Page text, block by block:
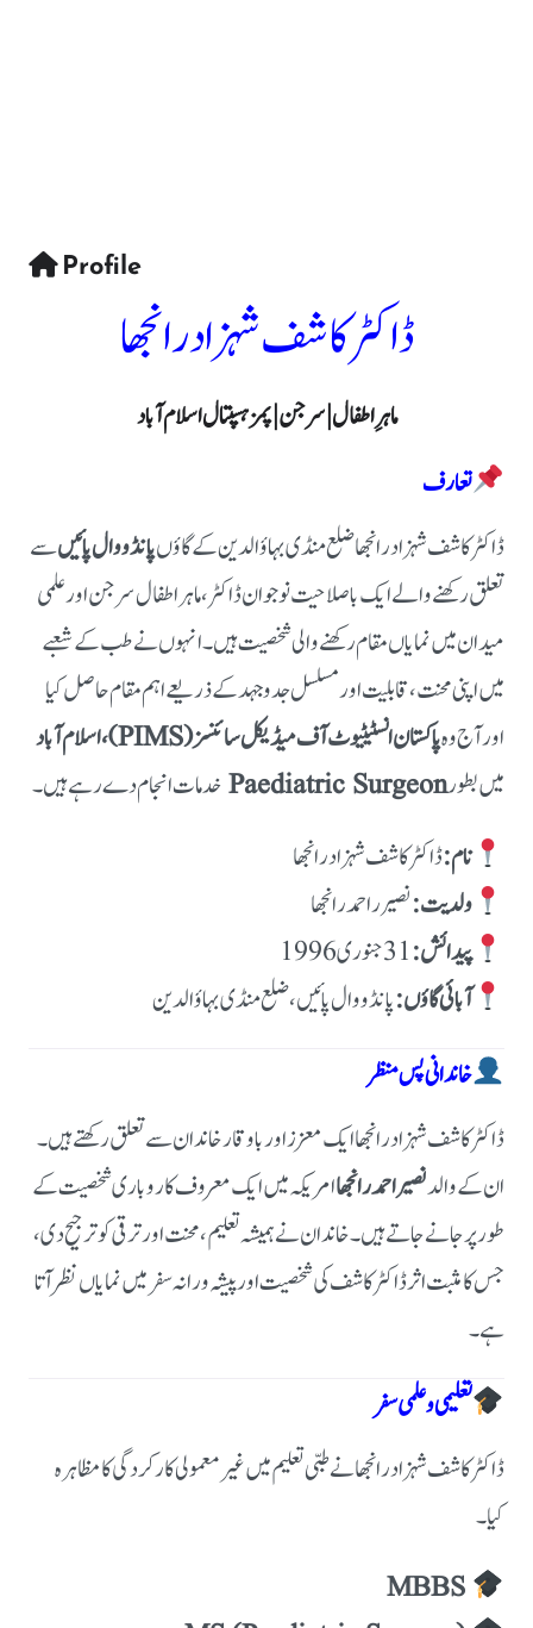
Profile
ڈاکٹر کاشف شہزاد رانجھا
ماہرِ اطفال |سرجن | پمز ہسپتال اسلام آباد
تعارف
ڈاکٹر کاشف شہزاد رانجھا ضلع منڈی بہاؤالدین کے گاؤںپانڈووال پائیںسے
تعلق رکھنے والے ایک باصلاحیت نوجوان ڈاکٹر، ماہر اطفال سرجن اور علمی
میدان میں نمایاں مقام رکھنے والی شخصیت ہیں۔ انہوں نے طب کے شعبے
میں اپنی محنت، قابلیت اور مسلسل جدوجہد کے ذریعے اہم مقام حاصل کیا
اور آج وہپاکستان انسٹیٹیوٹ آف میڈیکل سائنسز (PIMS)، اسلام آباد
میں بطورPaediatric Surgeon خدمات انجام دے رہے ہیں۔
نام:ڈاکٹر کاشف شہزاد رانجھا
ولدیت:نصیر ر احمد رانجھا
پیدائش:
آبائی گاؤں:پانڈووال پائیں، ضلع منڈی بہاؤالدین
خاندانی پس منظر
ڈاکٹر کاشف شہزاد رانجھا ایک معزز اور باوقار خاندان سے تعلق رکھتے ہیں۔
ان کے والدنصیر احمد رانجھاامریکہ میں ایک معروف کاروباری شخصیت کے
طور پر جانے جاتے ہیں۔ خاندان نے ہمیشہ تعلیم، محنت اور ترقی کو ترجیح دی،
جس کا مثبت اثر ڈاکٹر کاشف کی شخصیت اور پیشہ ورانہ سفر میں نمایاں نظر آتا
ہے۔
تعلیمی و علمی سفر
ڈاکٹر کاشف شہزاد رانجھا نے طبی تعلیم میں غیر معمولی کارکردگی کا مظاہرہ
کیا۔
MBBS